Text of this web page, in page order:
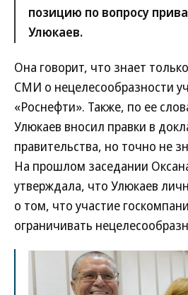
позицию по вопросу
Улюкаев.
Она говорит, что знает
СМИ о нецелесообразности
«Роснефти». Также, по ее
Улюкаев вносил правки в
правительства, но точно не
На прошлом заседании
утверждала, что Улюкаев
о том, что участие
ограничивать